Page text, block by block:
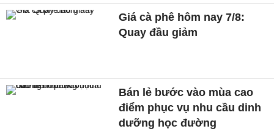
Giá cà phê hôm nay 7/8:
Quay đầu giảm
Bán lẻ bước vào mùa cao
điểm phục vụ nhu cầu dinh
dưỡng học đường